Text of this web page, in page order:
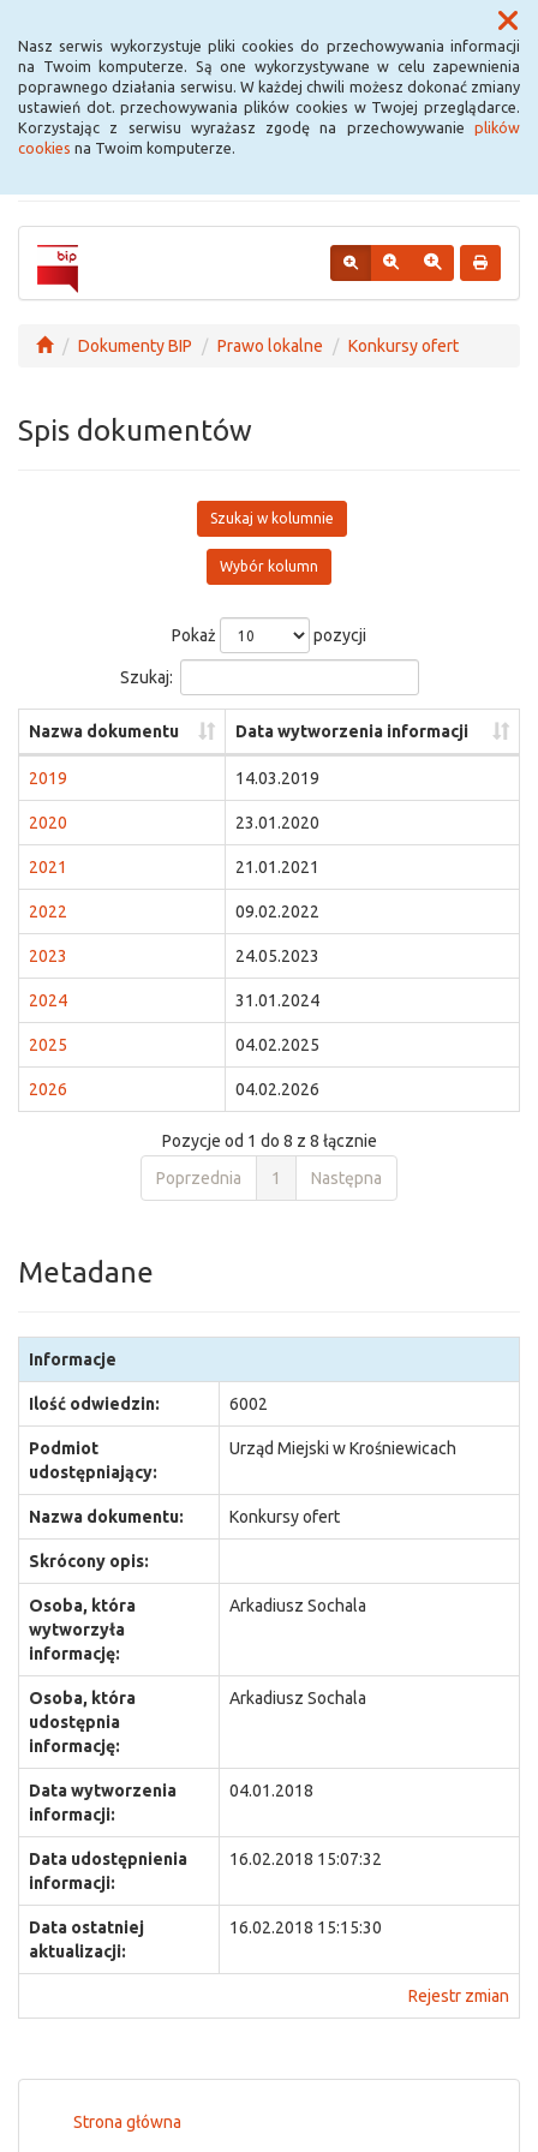
Nasz serwis wykorzystuje pliki cookies do przechowywania informacji
na Twoim komputerze. Są one wykorzystywane w celu zapewnienia
poprawnego działania serwisu. W każdej chwili możesz dokonać zmiany
ustawień dot. przechowywania plików cookies w Twojej przeglądarce.
Korzystając z serwisu wyrażasz zgodę na przechowywanie plików
cookies na Twoim komputerze.
Menu
Urząd Miejski w
Krośniewicach
Dokumenty BIP Prawo lokalne Konkursy ofert
Spis dokumentów
Szukaj w kolumnie
Wybór kolumn
Pokaż pozycji
Szukaj:
Nazwa dokumentu Data wytworzenia informacji
2019 14.03.2019
2020 23.01.2020
2021 21.01.2021
2022 09.02.2022
2023 24.05.2023
2024 31.01.2024
2025 04.02.2025
2026 04.02.2026
Pozycje od 1 do 8 z 8 łącznie
Poprzednia
1 Następna
Metadane
Informacje
Ilość odwiedzin: 6002
Podmiot
udostępniający:
Urząd Miejski w Krośniewicach
Nazwa dokumentu: Konkursy ofert
Skrócony opis:
Osoba, która
wytworzyła
informację:
Arkadiusz Sochala
Osoba, która
udostępnia
informację:
Arkadiusz Sochala
Data wytworzenia
informacji:
04.01.2018
Data udostępnienia
informacji:
16.02.2018 15:07:32
Data ostatniej
aktualizacji:
16.02.2018 15:15:30
Rejestr zmian
Strona główna